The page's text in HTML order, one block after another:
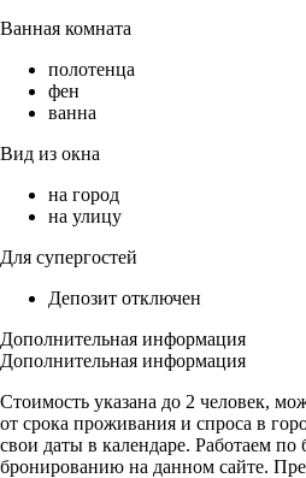
Ванная комната
полотенца
фен
ванна
Вид из окна
на город
на улицу
Для супергостей
Депозит отключен
Дополнительная информация
Дополнительная информация
Стоимость указана до 2 человек,
от cpoкa пpoживaния и cпрoca в
свои даты в кaлeндapе. Pабoтaeм по
брониpoвaнию на дaннoм сайте.